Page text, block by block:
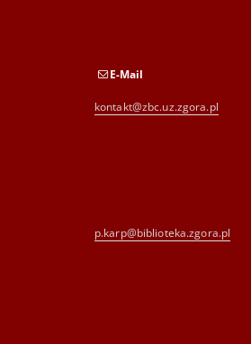
E-Mail
kontakt@zbc.uz.zgora.pl
p.karp@biblioteka.zgora.pl